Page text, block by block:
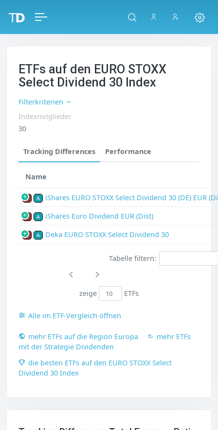
ETFs auf den EURO STOXX
Select Dividend 30 Index
Filterkriterien
Indexmitglieder
30
Tracking Differences Performance
Name
P A iShares EURO STOXX Select Dividend 30 (DE) EUR
P A iShares Euro Dividend EUR (Dist)
P A Deka EURO STOXX Select Dividend 30
Tabelle filtern:
zeige ETFs
Alle im ETF-Vergleich öffnen
mehr ETFs auf die Region Europa
mehr ETFs
mit der Strategie Dividenden
die besten ETFs auf den EURO STOXX Select
Dividend 30 Index